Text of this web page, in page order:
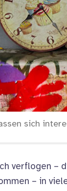
sich
verflogen –
– in